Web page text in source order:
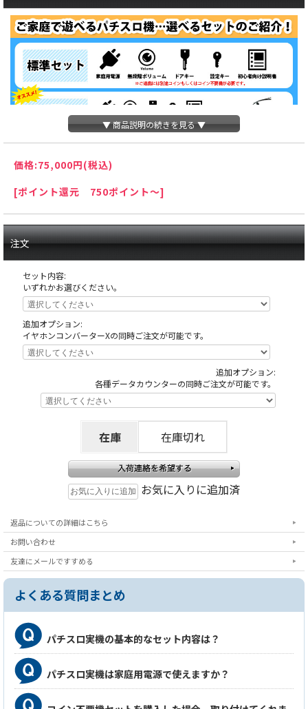
天井の木枠部分に島へ固定する為にホールが空けたネジ穴がありますが、これ
は修復できない部分ですので予めご了承下さい。
▼ 商品説明の続きを見る ▼
価格:75,000円(税込)
[ポイント還元 750ポイント～]
注文
セット内容:
いずれかお選びください。
追加オプション:
イヤホンコンバーターXの同時ご注文が可能です。
追加オプション:
各種データカウンターの同時ご注文が可能です。
在庫 在庫切れ
お気に入りに追加済
返品についての詳細はこちら
お問い合わせ
友達にメールですすめる
よくある質問まとめ
パチスロ実機の基本的なセット内容は？
パチスロ実機は家庭用電源で使えますか？